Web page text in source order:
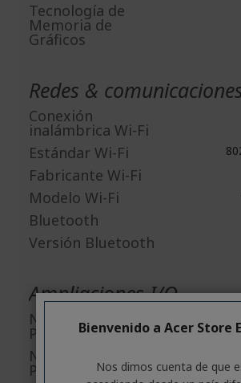
Tecnología de
Memoria de
Gráficos
Redes &
Conexión
inalámbrica Wi-Fi
Estándar Wi-Fi
Fabricante Wi-Fi
Modelo Wi-Fi
Bluetooth
Versión Bluetooth
Ampliaciones I/O
Número de Ranuras
PCI Express x1
Número de Ranuras
PCI Express x16
Bienvenido a Acer Store
Nos dimos cuenta de que